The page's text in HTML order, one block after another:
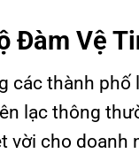
Đàm Vệ
các thành phố
lạc thông
vời cho